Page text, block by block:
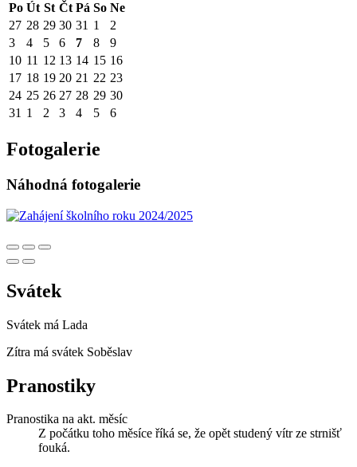
Po Út St Čt Pá So Ne
27 28 29 30 31 1
2
3
4 5 6 7 8
9
10 11 12 13 14 15 16
17 18 19 20 21 22 23
24 25 26 27 28 29 30
31 1 2 3 4 5 6
Fotogalerie
Náhodná fotogalerie
Svátek
Svátek má Lada
Zítra má svátek Soběslav
Pranostiky
Pranostika na akt. měsíc
Z počátku toho měsíce říká se, že opět studený vítr ze strnišť
fouká.